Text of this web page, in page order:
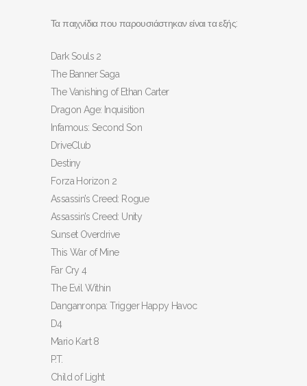
Τα παιχνίδια που παρουσιάστηκαν είναι τα εξής:
Dark Souls 2
The Banner Saga
The Vanishing of Ethan Carter
Dragon Age: Inquisition
Infamous: Second Son
DriveClub
Destiny
Forza Horizon 2
Assassin’s Creed: Rogue
Assassin’s Creed: Unity
Sunset Overdrive
This War of Mine
Far Cry 4
The Evil Within
Danganronpa: Trigger Happy Havoc
D4
Mario Kart 8
P.T.
Child of Light